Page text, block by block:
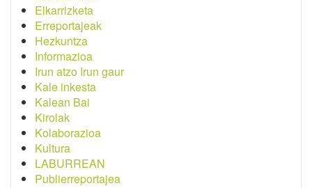
Elkarrizketa
Erreportajeak
Hezkuntza
Informazioa
Irun atzo Irun gaur
Kale inkesta
Kalean Bai
Kirolak
Kolaborazioa
Kultura
LABURREAN
Publierreportajea